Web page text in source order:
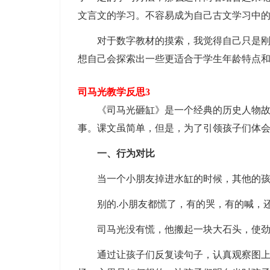
文言文的学习。不容易成为自己古文学习中
对于数字教材的摸索，我觉得自己只是刚
想自己会探索出一些更适合于学生年龄特点
司马光教学反思3
《司马光砸缸》是一个经典的历史人物故
事。课文虽简单，但是，为了引领孩子们体
一、行为对比
当一个小朋友掉进水缸的时候，其他的孩
别的.小朋友都慌了，有的哭，有的喊，
司马光没有慌，他搬起一块大石头，使劲
通过让孩子们反复读句子，认真观察图上